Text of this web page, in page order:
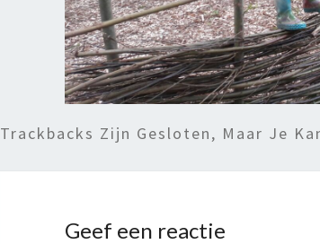
Trackbacks Zijn Gesloten, Maar Je
Geef een reactie